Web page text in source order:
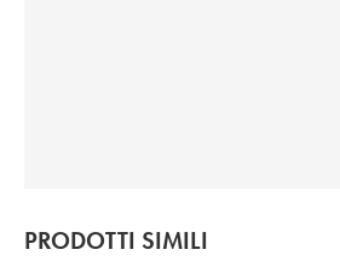
PRODOTTI SIMILI